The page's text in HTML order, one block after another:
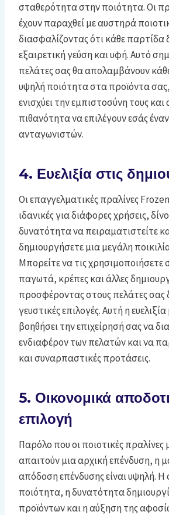
σταθερότητα στην ποιότητα. Οι
έχουν παραχθεί με αυστηρά
διασφαλίζοντας ότι κάθε παρτίδα
εξαιρετική γεύση και υφή. Αυτό
πελάτες σας θα απολαμβάνουν
υψηλή ποιότητα στα προϊόντα
ενισχύει την εμπιστοσύνη τους και
πιθανότητα να επιλέγουν εσάς
ανταγωνιστών.
4. Ευελιξία στις
Οι επαγγελματικές πραλίνες
ιδανικές για διάφορες χρήσεις,
δυνατότητα να πειραματιστείτε
δημιουργήσετε μια μεγάλη
Μπορείτε να τις χρησιμοποιήσετε
παγωτά, κρέπες και άλλες
προσφέροντας στους πελάτες σας
γευστικές επιλογές. Αυτή η
βοηθήσει την επιχείρησή σας να
ενδιαφέρον των πελατών και να
και συναρπαστικές προτάσεις.
5. Οικονομικά
επιλογή
Παρόλο που οι ποιοτικές πραλίνες
απαιτούν μια αρχική επένδυση, η
απόδοση επένδυσης είναι υψηλή. Η
ποιότητα, η δυνατότητα
προϊόντων και η αύξηση της